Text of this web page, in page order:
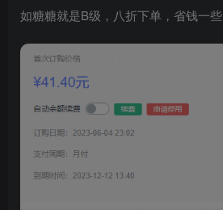
如糖糖就是B级，八折下单，省钱一些